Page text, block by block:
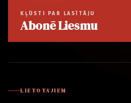
KĻŪSTI PAR LASĪTĀJU
Abonē Liesmu
LIETOTĀJIEM